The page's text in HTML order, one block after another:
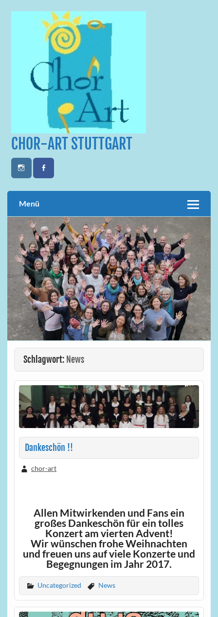
CHOR-ART STUTTGART
Menü
Schlagwort: News
Dankeschön !!
chor-art
Allen Mitwirkenden und Fans ein
großes Dankeschön für ein tolles
Konzert am vierten Advent!
Wir wünschen frohe Weihnachten
und freuen uns auf viele Konzerte und
Begegnungen im Jahr 2017.
Uncategorized News